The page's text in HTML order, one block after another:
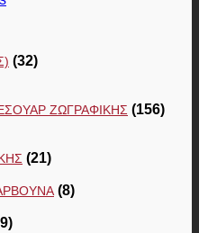
(32)
ΖΩΓΡΑΦΙΚΉΣ (156)
(21)
(8)